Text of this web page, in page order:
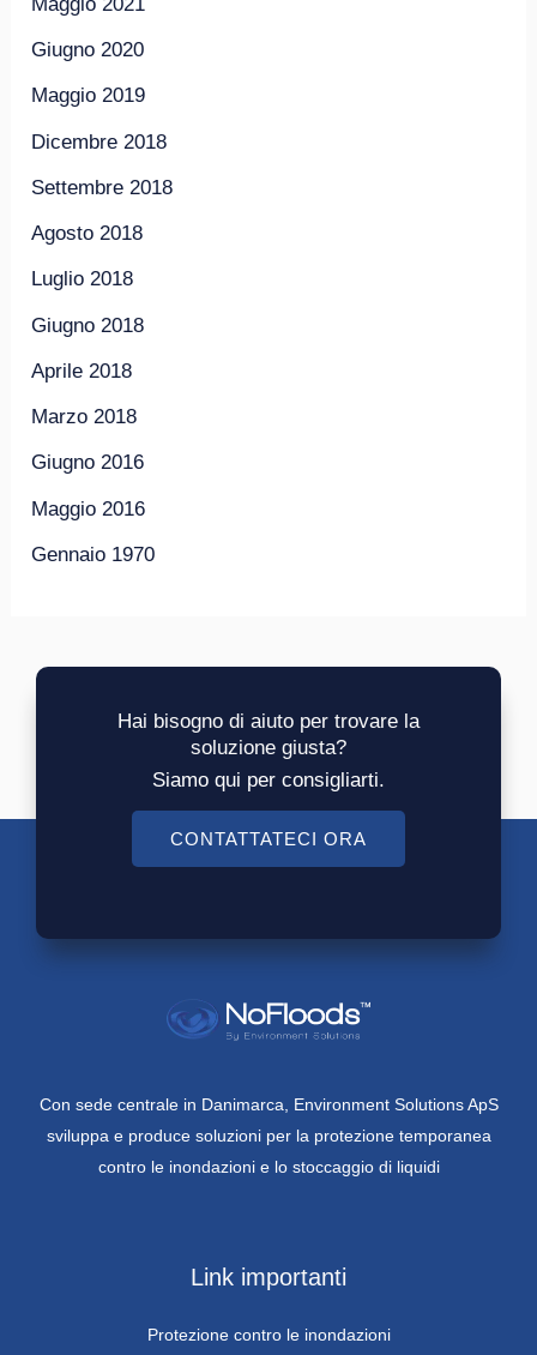
Giugno 2020
Maggio 2019
Dicembre 2018
Settembre 2018
Agosto 2018
Luglio 2018
Giugno 2018
Aprile 2018
Marzo 2018
Giugno 2016
Maggio 2016
Gennaio 1970
Hai bisogno di aiuto per trovare la
soluzione giusta?
Siamo qui per consigliarti.
CONTATTATECI ORA
Con sede centrale in Danimarca, Environment Solutions ApS
sviluppa e produce soluzioni per la protezione temporanea
contro le inondazioni e lo stoccaggio di liquidi
Link importanti
Protezione contro le inondazioni